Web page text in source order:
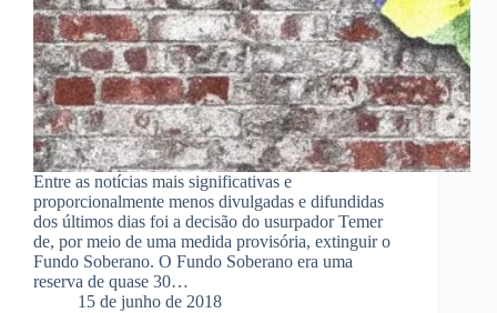
Entre as notícias mais significativas e
proporcionalmente menos divulgadas e difundidas
dos últimos dias foi a decisão do usurpador Temer
de, por meio de uma medida provisória, extinguir o
Fundo Soberano. O Fundo Soberano era uma
reserva de quase 30…
15 de junho de 2018